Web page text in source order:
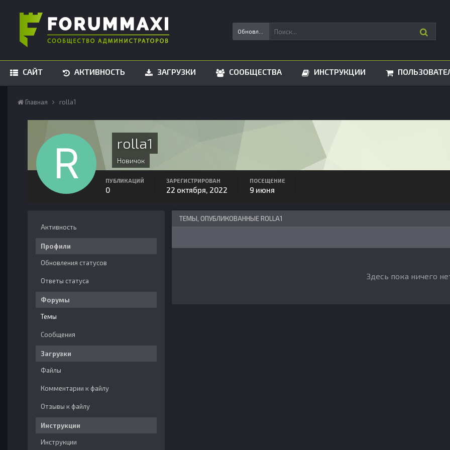
САЙТ АКТИВНОСТЬ ЗАГРУЗКИ СООБЩЕСТВА ИНСТРУКЦИИ
Главная rolla1
rolla1
Новичок
ПУБЛИКАЦИЙ
0
ЗАРЕГИСТРИРОВАН
22 октября, 2022
ПОСЕЩЕНИЕ
9 июня
Активность
Профили
Обновления статусов
Ответы статуса
Форумы
Темы
Сообщения
Загрузки
Файлы
Комментарии к файлу
Отзывы к файлу
Инструкции
Инструкции
ТЕМЫ, ОПУБЛИКОВАННЫЕ ROLLA1
Здесь пока ничего